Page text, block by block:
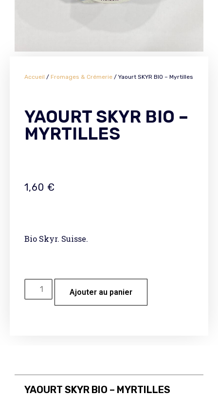
Accueil / Fromages & Crémerie / Yaourt SKYR BIO – Myrtilles
YAOURT SKYR BIO –
MYRTILLES
1,60 €
Bio Skyr. Suisse.
Ajouter au panier
YAOURT SKYR BIO – MYRTILLES